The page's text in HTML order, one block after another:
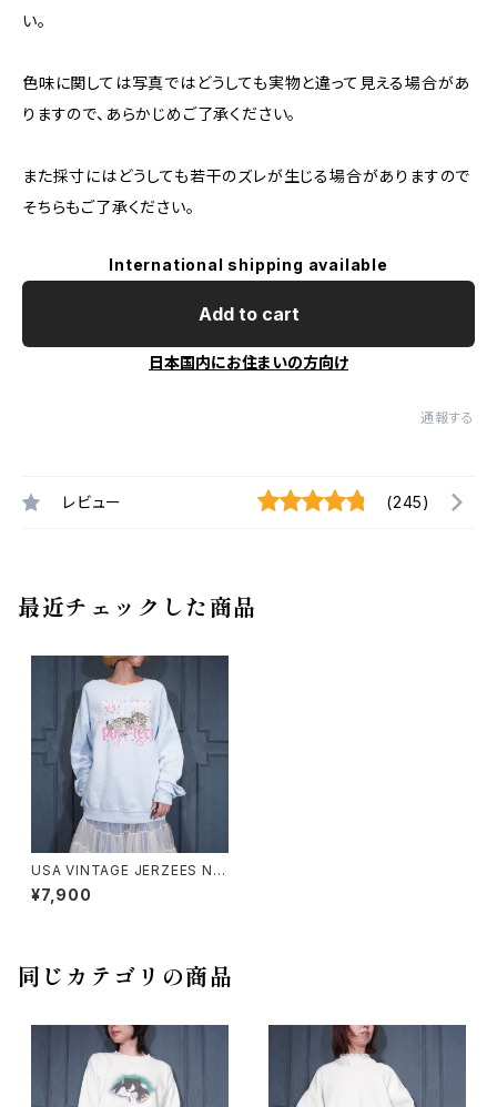
い。
色味に関しては写真ではどうしても実物と違って見える場合があ
りますので、あらかじめご了承ください。
また採寸にはどうしても若干のズレが生じる場合がありますので
そちらもご了承ください。
International shipping available
Add to cart
日本国内にお住まいの方向け
通報する
レビュー (245)
最近チェックした商品
USA VINTAGE JERZEES NU
BLEND KITTEN PRINT DESI
GN SWEAT SHIRT/アメリカ古
¥7,900
同じカテゴリの商品